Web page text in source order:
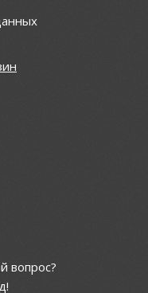
вопрос?